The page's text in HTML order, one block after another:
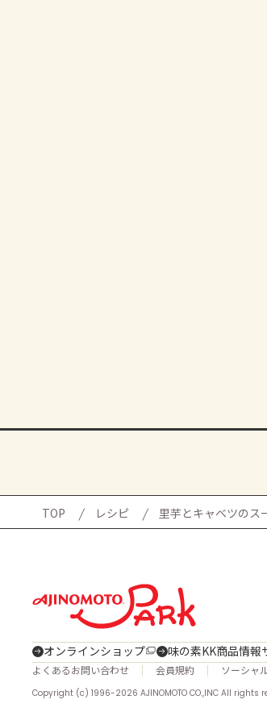
TOP レシピ 里芋とキャベツのス
オンラインショップ 味の素KK商品情報
よくあるお問い合わせ 会員規約 ソーシャ
Copyright (c) 1996-2026 AJINOMOTO CO.,INC All rights